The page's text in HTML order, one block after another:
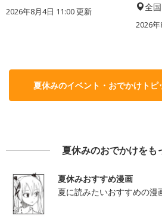
2026年8月4日 11:00更新 全国
2026
夏休みのイベント・おでかけトピ
夏休みのおでかけをも
夏休みおすすめ漫画
夏に読みたいおすすめの漫